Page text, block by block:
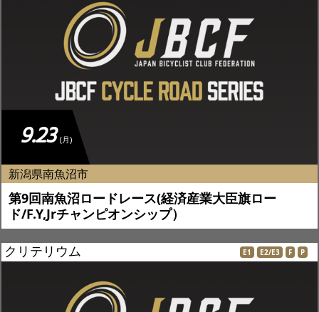
9.23 (月)
新潟県南魚沼市
第9回南魚沼ロードレース(経済産業大臣旗ロー
ド/F.Y,Jrチャンピオンシップ）
クリテリウム E1 E2/E3 F P